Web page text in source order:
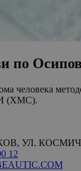
по
человека
(ХМС).
УЛ.
12